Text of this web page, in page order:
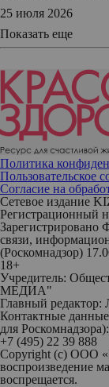
25 июля 2026
Показать еще
Политика
Пользовательское
Согласие на
Сетевое издание
Регистрационный
Зарегистрировано
связи,
(Роскомнадзор)
18+
Учредитель:
МЕДИА"
Главный редактор:
Контактные
для
+7 (495) 22 39 888
Copyright (с) ООО
воспроизведение
воспрещается.